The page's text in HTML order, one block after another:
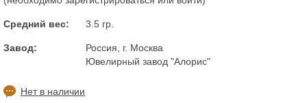
Средний вес: 3.5 гр.
Завод:
Россия, г. Москва
Ювелирный завод "Алорис"
Нет в наличии